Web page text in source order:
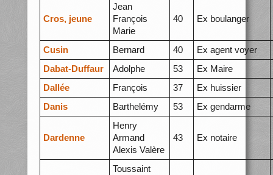
Cros, jeune
Jean
François
Marie
40 Ex boulanger
Cusin Bernard 40
Ex agent voyer
Dabat-Duffaur
Adolphe 53
Ex Maire
Dallée
François 37
Ex huissier
Danis
Barthelémy 53 Ex gendarme
Dardenne
Henry
Armand
Alexis Valère
43 Ex notaire
Toussaint